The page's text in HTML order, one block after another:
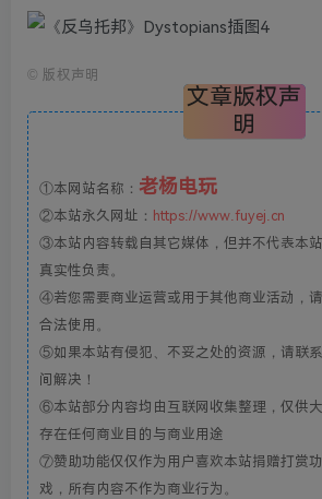
© 版权声明
文章版权声
明
①本网站名称： 老杨电玩
②本站永久网址： https://www.fuyej.cn
③本站内容转载自其它媒体，但并不代表本
真实性负责。
④若您需要商业运营或用于其他商业活动，
合法使用。
⑤如果本站有侵犯、不妥之处的资源，请联
间解决！
⑥本站部分内容均由互联网收集整理，仅供
存在任何商业目的与商业用途
⑦赞助功能仅仅作为用户喜欢本站捐赠打赏
戏，所有内容不作为商业行为。